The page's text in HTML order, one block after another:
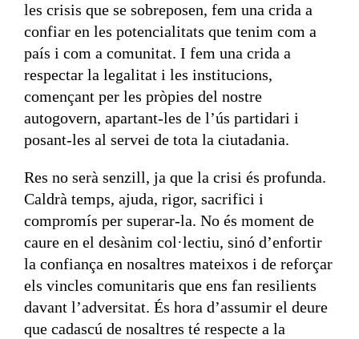
les crisis que se sobreposen, fem una crida a
confiar en les potencialitats que tenim com a
país i com a comunitat. I fem una crida a
respectar la legalitat i les institucions,
començant per les pròpies del nostre
autogovern, apartant-les de l’ús partidari i
posant-les al servei de tota la ciutadania.
Res no serà senzill, ja que la crisi és profunda.
Caldrà temps, ajuda, rigor, sacrifici i
compromís per superar-la. No és moment de
caure en el desànim col·lectiu, sinó d’enfortir
la confiança en nosaltres mateixos i de reforçar
els vincles comunitaris que ens fan resilients
davant l’adversitat. És hora d’assumir el deure
que cadascú de nosaltres té respecte a la